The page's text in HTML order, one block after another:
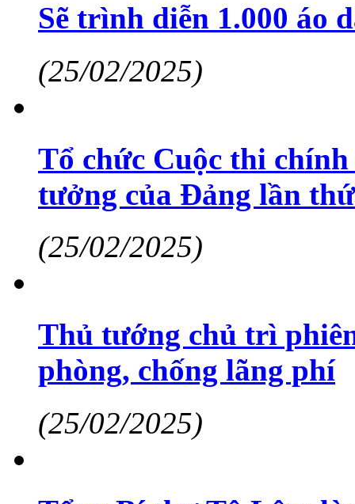
Sẽ trình diễn 1.000 áo
(25/02/2025)
Tổ chức Cuộc thi
tưởng của Đảng lần
(25/02/2025)
Thủ tướng chủ trì
phòng, chống lãng phí
(25/02/2025)